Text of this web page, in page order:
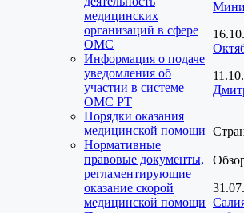
медицинских
организаций в сфере
ОМС
Информация о подаче
уведомления об
участии в системе
ОМС РТ
Порядки оказания
медицинской помощи
Нормативные
правовые документы,
регламентирующие
оказание скорой
медицинской помощи